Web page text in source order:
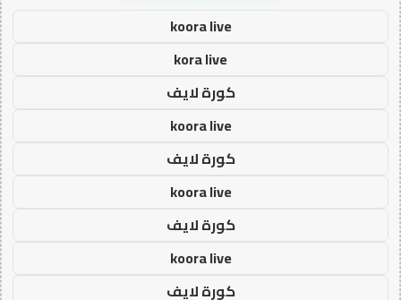
koora live
kora live
كورة لايف
koora live
كورة لايف
koora live
كورة لايف
koora live
كورة لايف